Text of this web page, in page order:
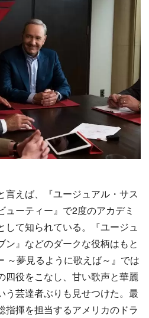
えば、『ユージュアル・サス
ーティー』で2度のアカデミ
して知られている。『ユージュ
ン』などのダークな役柄はもと
～夢見るように歌えば～』では
四役をこなし、甘い歌声と華麗
う芸達者ぶりも見せつけた。最
指揮を担当するアメリカのドラ